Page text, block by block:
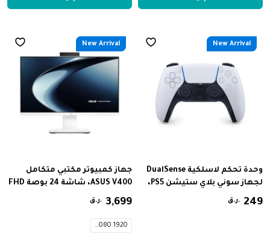
New Arrival
وحدة تحكم لاسلكية DualSense
لجهاز سوني بلاي ستيشن PS5،
لون أبيض
ر.ق. 249
New Arrival
جهاز كمبيوتر مكتبي متكامل
ASUS V400، شاشة 24 بوصة FHD
سعة 16 جيجابايت، قرص صلب
ر.ق. 3,699
1920 x 1080